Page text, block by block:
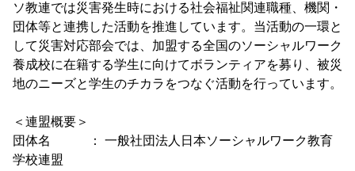
ソ教連では災害発生時における社会福祉関連職種、機関・
団体等と連携した活動を推進しています。当活動の一環と
して災害対応部会では、加盟する全国のソーシャルワーク
養成校に在籍する学生に向けてボランティアを募り、被災
地のニーズと学生のチカラをつなぐ活動を行っています。
＜連盟概要＞
団体名 ： 一般社団法人日本ソーシャルワーク教育
学校連盟